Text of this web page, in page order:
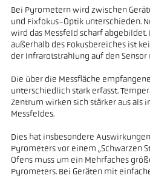
Bei Pyrometern wird zwischen
und Fixfokus-Optik unterschieden.
wird das Messfeld scharf
außerhalb des Fokusbereiches ist
der Infrarotstrahlung auf den
Die über die Messfläche
unterschiedlich stark erfasst.
Zentrum wirken sich stärker aus als
Messfeldes.
Dies hat insbesondere
Pyrometers vor einem „Schwarzen
Ofens muss um ein Mehrfaches
Pyrometers. Bei Geräten mit